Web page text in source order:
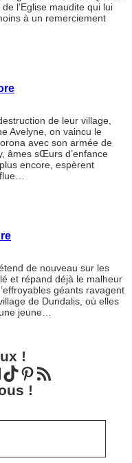
l’Eglise maudite qui lui
à un remerciement
de leur village,
Avelyne, on vaincu le
avec son armée de
âmes sŒurs d’enfance
encore, espèrent
de nouveau sur les
et répand déjà le malheur
géants ravagent
de Dundalis, où elles
jeune…
!
TikTok Pinterest Flux RSS
!